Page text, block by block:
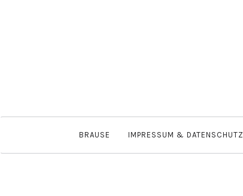
BRAUSE IMPRESSUM & DATENSCHUTZ